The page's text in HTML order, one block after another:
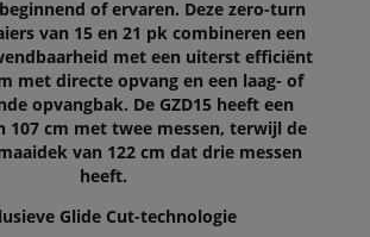
of ervaren. Deze zero-turn
van 15 en 21 pk combineren een
met een uiterst efficiënt
met directe opvang en een laag- of
opvangbak. De GZD15 heeft een
107 cm met twee messen, terwijl de
van 122 cm dat drie messen
heeft.
Glide Cut-technologie